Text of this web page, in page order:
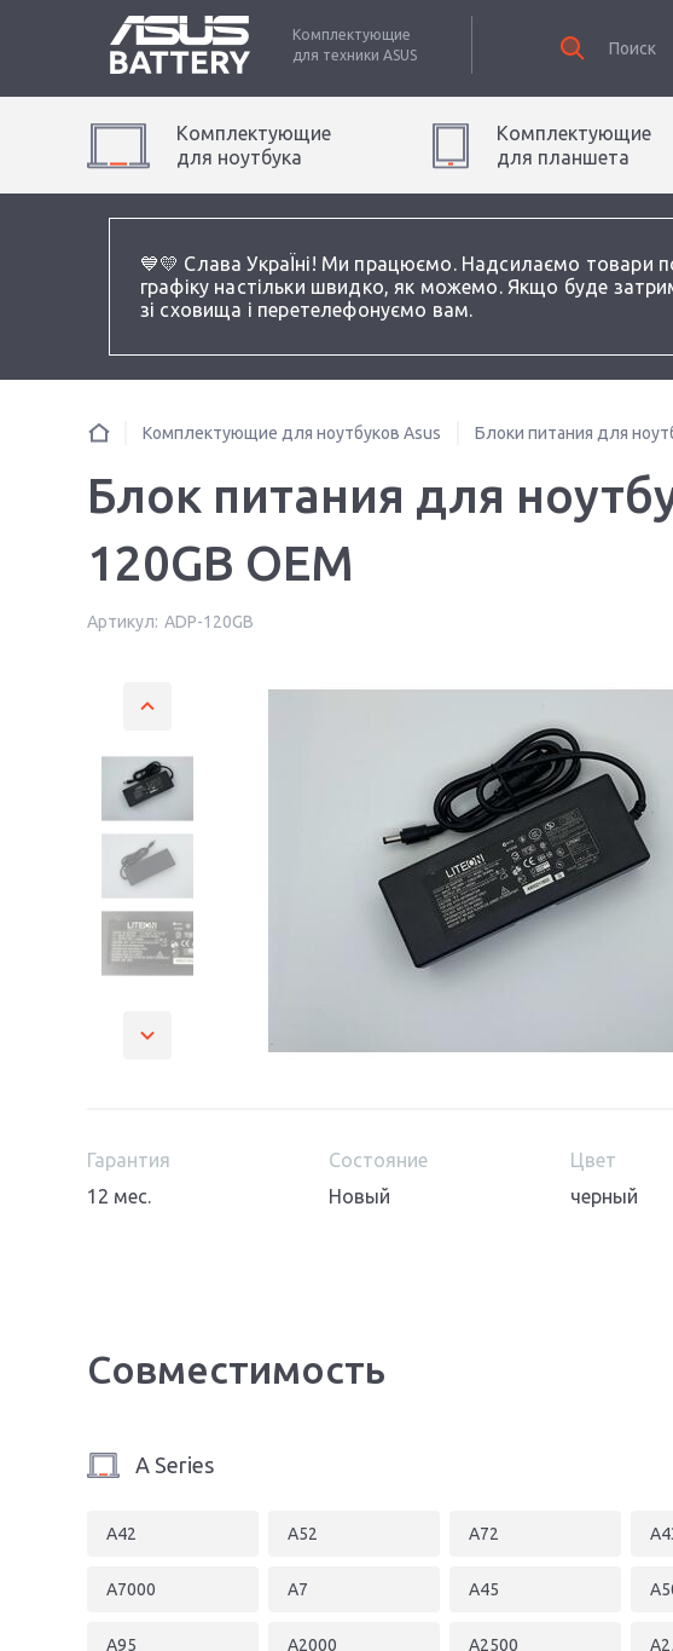
💙💛 Слава УкраЇні! Ми працюємо. Надсилаємо товари
графіку настільки швидко, як можемо. Якщо буде
зі сховища і перетелефонуємо вам.
Комплектующие
для техники ASUS
Комплектующие
для ноутбука
Комплектующие
для планшета
Комплектующие для ноутбуков Asus Блоки питания для
Блок питания для
120GB OEM
Артикул: ADP-120GB
Гарантия
12 мес.
Состояние
Новый
Цвет
черный
Совместимость
A Series
A42 A52 A72
A7000 A7 A45
A95 A2000 A2500